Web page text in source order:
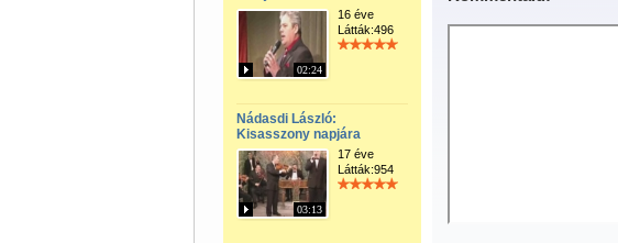
02:24
16 éve
Látták:496
Nádasdi László:
Kisasszony napjára
03:13
17 éve
Látták:954